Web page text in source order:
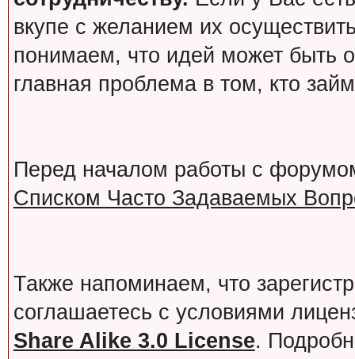
вкупе с желанием их
понимаем, что идей может быть
главная проблема в том, кто
Перед началом работы с
Списком Часто Задаваемых
Также напоминаем, что
соглашаетесь с условиями
Share Alike 3.0 License.